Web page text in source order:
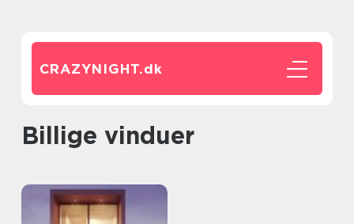
CRAZYNIGHT.dk
billige vinduer